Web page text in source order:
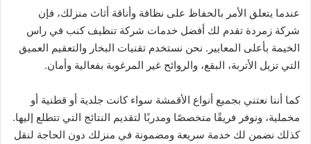
عندما يتعلق الأمر بالحفاظ على نظافة وأناقة أثاث منزلك، فإن
شركة زمردة تقدم لك أفضل خدمات شركة تنظيف كنب في راس
الخيمة بأعلى المعايير. نحن نستخدم تقنيات البخار والتعقيم العميق
التي تزيل الأتربة، البقع، والروائح غير المرغوبة بفعالية وأمان.
كما أننا نعتني بجميع أنواع الأقمشة سواء كانت جلدية أو قطنية أو
مخملية، ونوفر فريقًا متخصصًا ومدربًا لتقديم النتائج التي تتطلع إليها.
كذلك نضمن لك خدمة سريعة ومضمونة في منزلك دون الحاجة لنقل